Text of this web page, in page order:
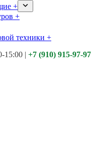
+
+
техники +
15:00 | +7 (910) 915-97-97